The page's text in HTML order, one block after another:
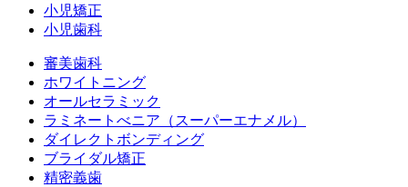
小児矯正
小児歯科
審美歯科
ホワイトニング
オールセラミック
ラミネートべニア （スーパーエナメル）
ダイレクトボンディング
ブライダル矯正
精密義歯